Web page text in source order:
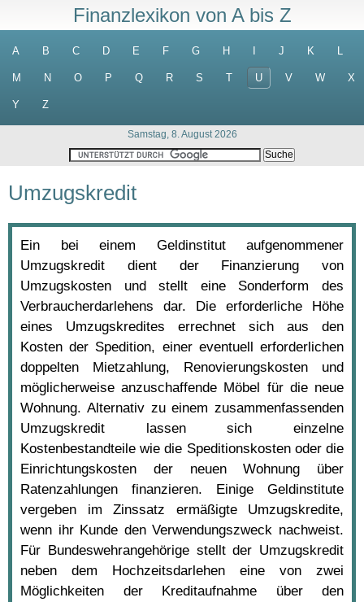
Finanzlexikon von A bis Z
A B C D E F G H J K L
M N O P Q R S T U V W X
Y Z
Samstag, 8. August 2026
Umzugskredit
Ein bei einem Geldinstitut aufgenommener
Umzugskredit dient der Finanzierung von
Umzugskosten und stellt eine Sonderform des
Verbraucherdarlehens dar. Die erforderliche Höhe
eines Umzugskredites errechnet sich aus den
Kosten der Spedition, einer eventuell erforderlichen
doppelten Mietzahlung, Renovierungskosten und
möglicherweise anzuschaffende Möbel für die neue
Wohnung. Alternativ zu einem zusammenfassenden
Umzugskredit lassen sich einzelne
Kostenbestandteile wie die Speditionskosten oder die
Einrichtungskosten der neuen Wohnung über
Ratenzahlungen finanzieren. Einige Geldinstitute
vergeben im Zinssatz ermäßigte Umzugskredite,
wenn ihr Kunde den Verwendungszweck nachweist.
Für Bundeswehrangehörige stellt der Umzugskredit
neben dem Hochzeitsdarlehen eine von zwei
Möglichkeiten der Kreditaufnahme über den